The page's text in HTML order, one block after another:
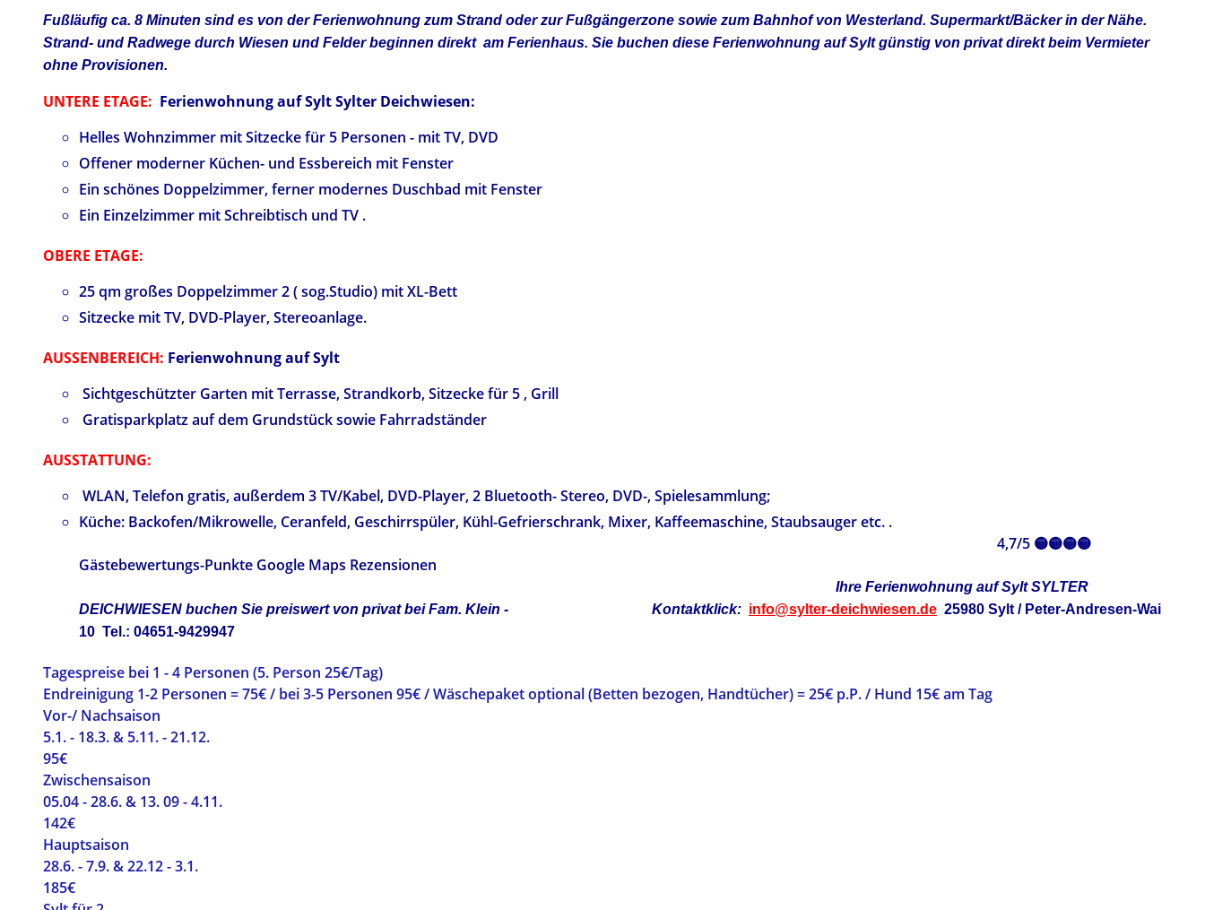
Fußläufig ca. 8 Minuten sind es von der Ferienwohnung zum Strand oder zur Fußgängerzone sowie zum Bahnhof von Westerland. Supermarkt/Bäcker in der Nähe.
Strand- und Radwege durch Wiesen und Felder beginnen direkt am Ferienhaus. Sie buchen diese Ferienwohnung auf Sylt günstig von privat direkt beim Vermieter
ohne Provisionen.
UNTERE ETAGE: Ferienwohnung auf Sylt Sylter Deichwiesen:
Helles Wohnzimmer mit Sitzecke für 5 Personen - mit TV, DVD
Offener moderner Küchen- und Essbereich mit Fenster
Ein schönes Doppelzimmer, ferner modernes Duschbad mit Fenster
Ein Einzelzimmer mit Schreibtisch und TV .
OBERE ETAGE:
25 qm großes Doppelzimmer 2 ( sog.Studio) mit XL-Bett
Sitzecke mit TV, DVD-Player, Stereoanlage.
AUSSENBEREICH: Ferienwohnung auf Sylt
Sichtgeschützter Garten mit Terrasse, Strandkorb, Sitzecke für 5 , Grill
Gratisparkplatz auf dem Grundstück sowie Fahrradständer
AUSSTATTUNG:
WLAN, Telefon gratis, außerdem 3 TV/Kabel, DVD-Player, 2 Bluetooth- Stereo, DVD-, Spielesammlung;
Küche: Backofen/Mikrowelle, Ceranfeld, Geschirrspüler, Kühl-Gefrierschrank, Mixer, Kaffeemaschine, Staubsauger etc. .
4,7/5 🟡🟡🟡🟡
Gästebewertungs-Punkte Google Maps Rezensionen
Ihre Ferienwohnung auf Sylt SYLTER
DEICHWIESEN buchen Sie preiswert von privat bei Fam. Klein - Kontaktklick: info@sylter-deichwiesen.de 25980 Sylt / Peter-Andresen-Wai
10 Tel.: 04651-9429947
Tagespreise bei 1 - 4 Personen (5. Person 25€/Tag)
Endreinigung 1-2 Personen = 75€ / bei 3-5 Personen 95€ / Wäschepaket optional (Betten bezogen, Handtücher) = 25€ p.P. / Hund 15€ am Tag
Vor-/ Nachsaison
5.1. - 18.3. & 5.11. - 21.12.
95€
Zwischensaison
05.04 - 28.6. & 13. 09 - 4.11.
142€
Hauptsaison
28.6. - 7.9. & 22.12 - 3.1.
185€